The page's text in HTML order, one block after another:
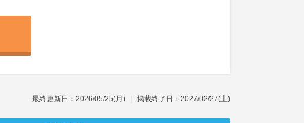
最終更新日：2026/05/25(月) 掲載終了日：2027/02/27(土)